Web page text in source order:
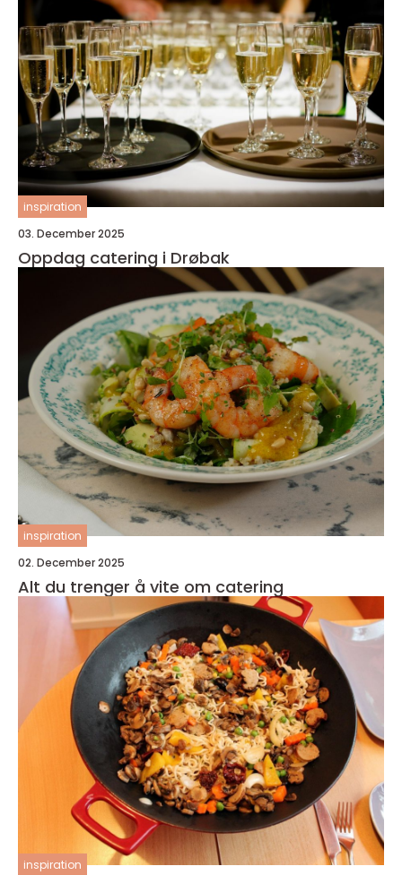
inspiration
03. December 2025
Oppdag catering i Drøbak
inspiration
02. December 2025
Alt du trenger å vite om catering
inspiration